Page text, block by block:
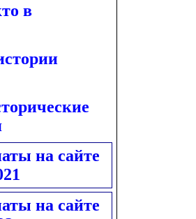
в
на сайте
на сайте